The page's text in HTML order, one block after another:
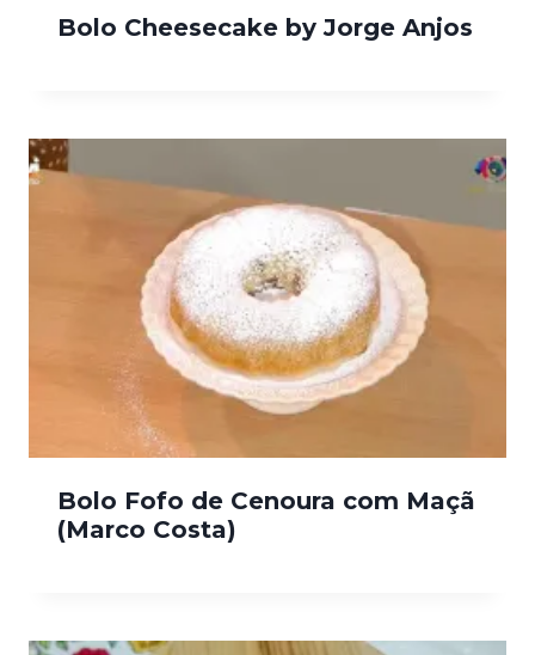
Bolo Cheesecake by Jorge Anjos
Bolo Fofo de Cenoura com Maçã
(Marco Costa)